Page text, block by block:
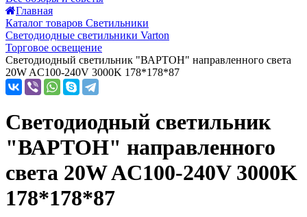
Главная
Каталог товаров Светильники
Светодиодные светильники Varton
Торговое освещение
Светодиодный светильник "ВАРТОН" направленного света
20W AC100-240V 3000K 178*178*87
Светодиодный светильник
"ВАРТОН" направленного
света 20W AC100-240V 3000K
178*178*87